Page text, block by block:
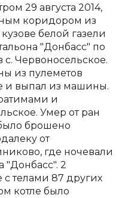
29 августа 2014,
коридором из
белой газели
"Донбасс" по
Червоносельское.
из пулеметов
и выпал из машины.
и
Умер от ран
брошено
от
где ночевали
"Донбасс". 2
с телами 87 других
котле было